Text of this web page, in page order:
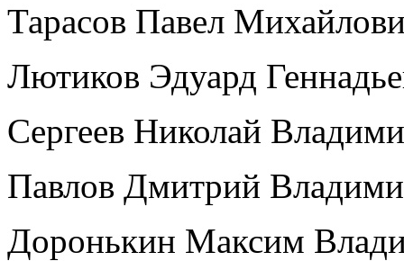
Тарасов Павел
Лютиков Эдуард
Сергеев Николай
Павлов Дмитрий
Доронькин Максим